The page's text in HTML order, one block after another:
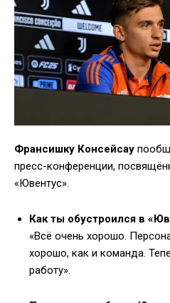
Франсишку Консейсау
пресс-конференции,
«Ювентус».
Как ты обустроился в
«Всё очень хорошо.
хорошо, как и команда.
работу».